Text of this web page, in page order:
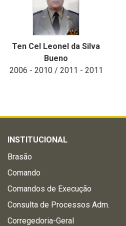
Ten Cel Leonel da Silva
Bueno
2006 - 2010 / 2011 - 2011
INSTITUCIONAL
Brasão
Comando
Comandos de Execução
Consulta de Processos Adm.
Corregedoria-Geral